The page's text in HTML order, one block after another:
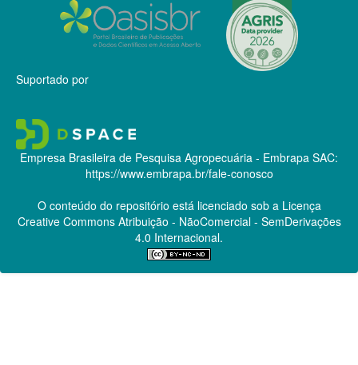
Suportado por
Empresa Brasileira de Pesquisa Agropecuária - Embrapa SAC:
https://www.embrapa.br/fale-conosco
O conteúdo do repositório está licenciado sob a Licença
Creative CommonsAtribuição - NãoComercial - SemDerivações
4.0 Internacional.